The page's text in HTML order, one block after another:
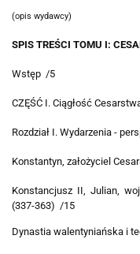
(opis wydawcy)
SPIS TREŚCI TOMU I:
Wstęp /5
CZĘŚĆ I. Ciągłość
Rozdział I. Wydarzenia -
Konstantyn, założyciel
Konstancjusz II, Julian,
(337-363) /15
Dynastia walentyniańska i